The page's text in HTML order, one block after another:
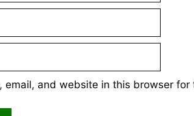
email, and website in this browser